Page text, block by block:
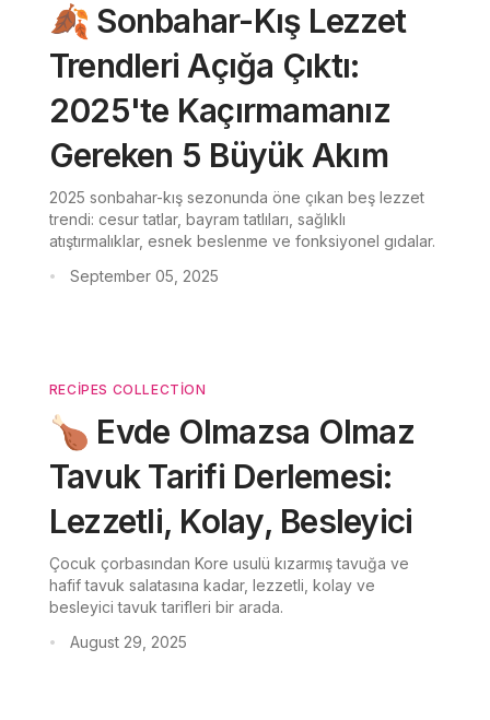
🍂 Sonbahar-Kış Lezzet
Trendleri Açığa Çıktı:
2025'te Kaçırmamanız
Gereken 5 Büyük Akım
2025 sonbahar-kış sezonunda öne çıkan beş lezzet
trendi: cesur tatlar, bayram tatlıları, sağlıklı
atıştırmalıklar, esnek beslenme ve fonksiyonel gıdalar.
• September 05, 2025
RECIPES COLLECTION
🍗 Evde Olmazsa Olmaz
Tavuk Tarifi Derlemesi:
Lezzetli, Kolay, Besleyici
Çocuk çorbasından Kore usulü kızarmış tavuğa ve
hafif tavuk salatasına kadar, lezzetli, kolay ve
besleyici tavuk tarifleri bir arada.
• August 29, 2025